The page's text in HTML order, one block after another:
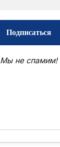
Мы не спамим!